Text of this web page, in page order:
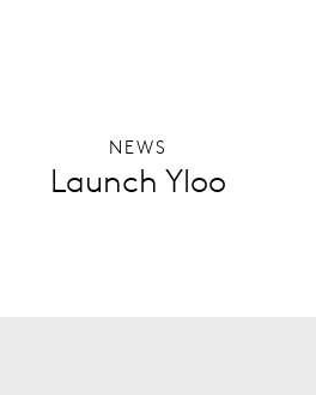
Launch Yloo
NEWS